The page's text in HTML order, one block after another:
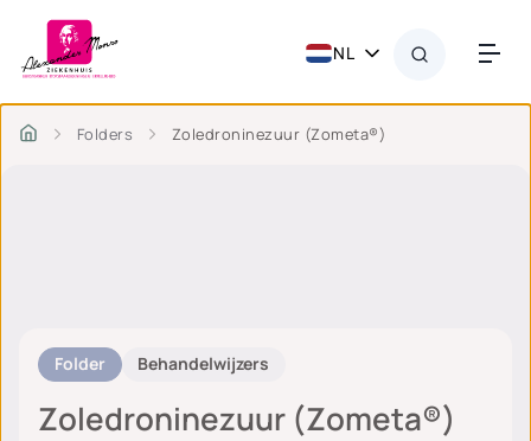
NL
Folders Zoledroninezuur (Zometa®)
Folder Behandelwijzers
Zoledroninezuur (Zometa®)